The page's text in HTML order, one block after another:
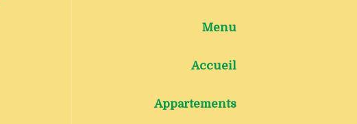
Menu
Accueil
Appartements